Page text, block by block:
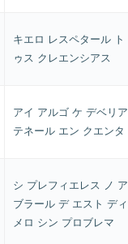
キエロ レスペタール ト
ゥス クレエンシアス
アイ アルゴ ケ デベリア
テネール エン クエンタ
シ プレフィエレス ノ ア
ブラール デ エスト ディ
メロ シン プロブレマ